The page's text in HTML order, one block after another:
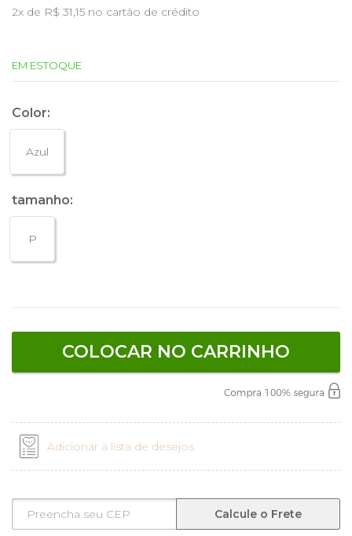
2x de R$ 31,15 no cartão de crédito
EM ESTOQUE
Color:
Azul
tamanho:
P
COLOCAR NO CARRINHO
Adicionar à lista de desejos
Calcule o Frete